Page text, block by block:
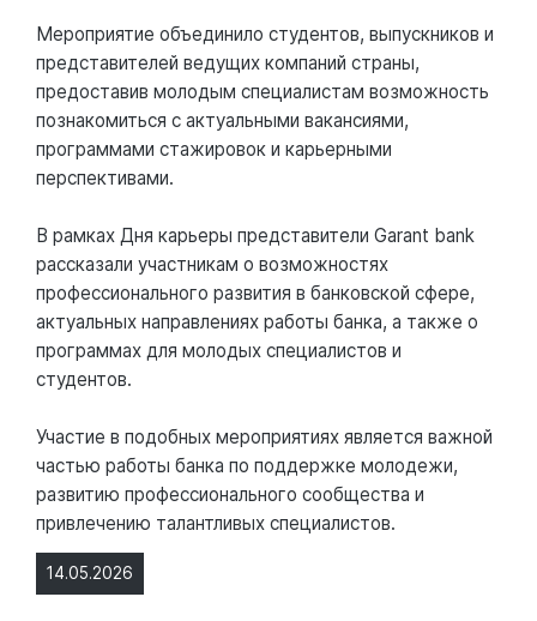
14.05.2026
Мероприятие объединило студентов, выпускников и
представителей ведущих компаний страны,
предоставив молодым специалистам возможность
познакомиться с актуальными вакансиями,
программами стажировок и карьерными
перспективами.
В рамках Дня карьеры представители Garant bank
рассказали участникам о возможностях
профессионального развития в банковской сфере,
актуальных направлениях работы банка, а также о
программах для молодых специалистов и
студентов.
Участие в подобных мероприятиях является важной
частью работы банка по поддержке молодежи,
развитию профессионального сообщества и
привлечению талантливых специалистов.